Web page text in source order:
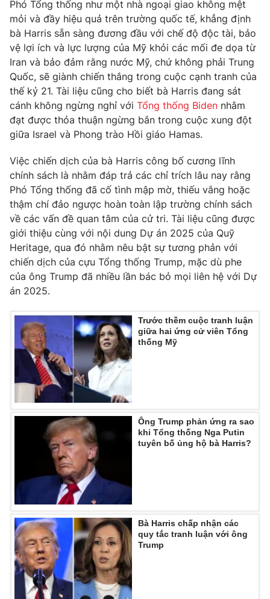
VTV9 VTV8
Liên hệ tòa soạn English
THỜI BÁO VTV
Theo dõi báo trên
Cơ quan chủ quản:Đài Truyền hình Việt Nam
Cơ quan báo chí:
Thời báo VTV
Giấy phép hoạt động báo in và báo điện tử số 483/GP-BTTTT
cấp ngày 29/12/2023
Tổng Biên tập:Vũ Thanh Thủy
Phó Tổng Biên tập:
Tổng đài VTV:024.38 355 931 - 024.38 355 932
Ðiện thoại Thời báo VTV:024.66 897 897
Email:toasoan@vtv.vn
Liên hệ quảng cáo:024-7300.7108
® Cấm sao chép dưới mọi hình thức nếu không có sự chấp
thuận bằng văn bản. Ghi rõ nguồn VTV.vn khi phát hành lại
thông tin từ website này.
Phó Tổng thống như một nhà ngoại giao không mệt
mỏi và đầy hiệu quả trên trường quốc tế, khẳng định
bà Harris sẵn sàng đương đầu với chế độ độc tài, bảo
vệ lợi ích và lực lượng của Mỹ khỏi các mối đe dọa từ
Iran và bảo đảm rằng nước Mỹ, chứ không phải Trung
Quốc, sẽ giành chiến thắng trong cuộc cạnh tranh của
thế kỷ 21. Tài liệu cũng cho biết bà Harris đang sát
cánh không ngừng nghỉ với Tổng thống Biden nhằm
đạt được thỏa thuận ngừng bắn trong cuộc xung đột
giữa Israel và Phong trào Hồi giáo Hamas.
Việc chiến dịch của bà Harris công bố cương lĩnh
chính sách là nhằm đáp trả các chỉ trích lâu nay rằng
Phó Tổng thống đã cố tình mập mờ, thiếu vắng hoặc
thậm chí đảo ngược hoàn toàn lập trường chính sách
về các vấn đề quan tâm của cử tri. Tài liệu cũng được
giới thiệu cùng với nội dung Dự án 2025 của Quỹ
Heritage, qua đó nhằm nêu bật sự tương phản với
chiến dịch của cựu Tổng thống Trump, mặc dù phe
của ông Trump đã nhiều lần bác bỏ mọi liên hệ với Dự
án 2025.
Trước thềm cuộc tranh luận
giữa hai ứng cử viên Tổng
thống Mỹ
Ông Trump phản ứng ra sao
khi Tổng thống Nga Putin
tuyên bố ủng hộ bà Harris?
Bà Harris chấp nhận các
quy tắc tranh luận với ông
Trump